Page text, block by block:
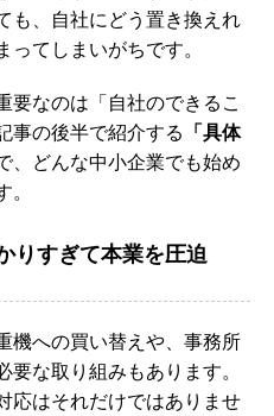
も、自社にどう置き換えれ
てしまいがちです。
要なのは「自社のできるこ
事の後半で紹介する 「具体
、どんな中小企業でも始め
りすぎて本業を圧迫
機への買い替えや、事務所
な取り組みもあります。
応はそれだけではありませ